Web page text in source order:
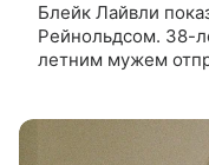
Блейк Лайвли
Рейнольдсом. 38-
летним мужем